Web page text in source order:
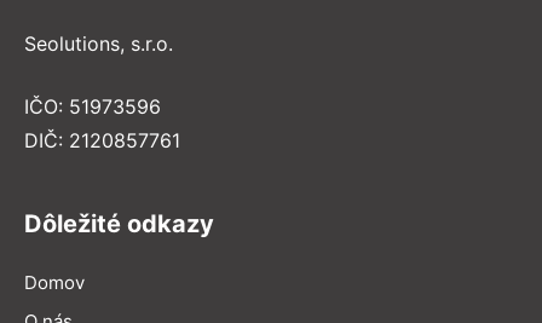
Seolutions, s.r.o.
IČO: 51973596
DIČ: 2120857761
Dôležité odkazy
Domov